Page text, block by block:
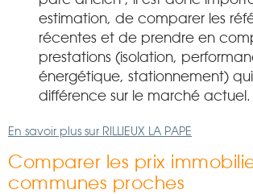
estimation, de comparer les
récentes et de prendre en
prestations (isolation,
énergétique, stationnement)
différence sur le marché actuel.
En savoir plus sur RILLIEUX LA PAPE
Comparer les prix
communes proches